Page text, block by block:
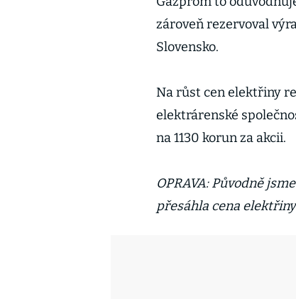
zároveň rezervoval
Slovensko.
Na růst cen elektřiny
elektrárenské
na 1130 korun za akcii.
OPRAVA: Původně
přesáhla cena